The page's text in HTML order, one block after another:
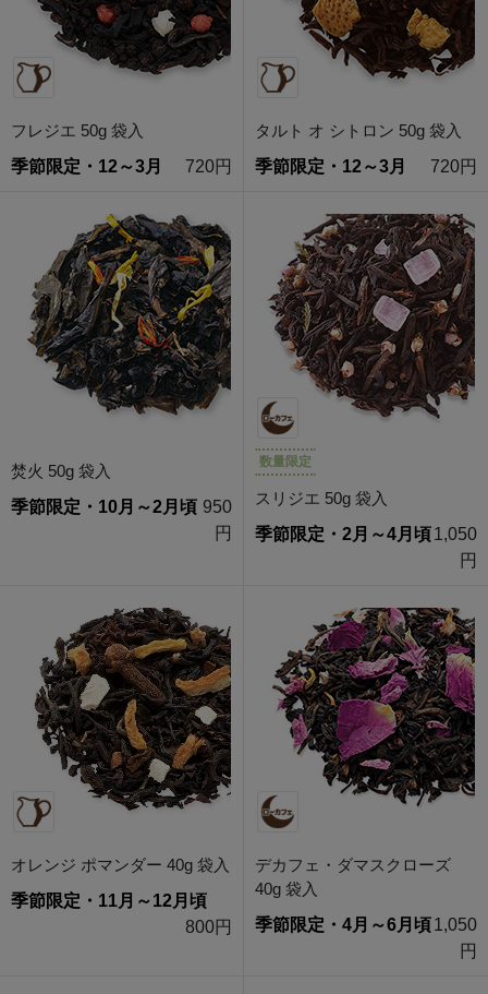
フレジエ 50g 袋入
季節限定・12～3月
720円
タルト オ シトロン 50g 袋入
季節限定・12～3月
720円
焚火 50g 袋入
季節限定・10月～2月頃 950
円
数量限定
スリジエ 50g 袋入
季節限定・2月～4月頃1,050
円
オレンジ ポマンダー 40g 袋入
季節限定・11月～12月頃
800円
デカフェ・ダマスクローズ
40g 袋入
季節限定・4月～6月頃1,050
円